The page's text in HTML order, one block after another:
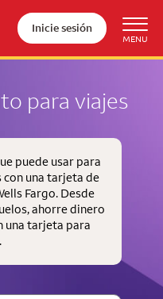
Inicie sesión
para viajes
puede usar para
con una tarjeta de
Fargo. Desde
ahorre dinero
una tarjeta para